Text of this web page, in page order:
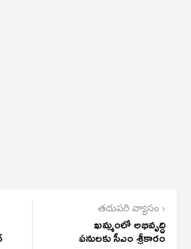
తదుపరి వ్యాసం ›
ఖమ్మంలో అభివృద్ధి
పనులకు సీఎం శ్రీకారం